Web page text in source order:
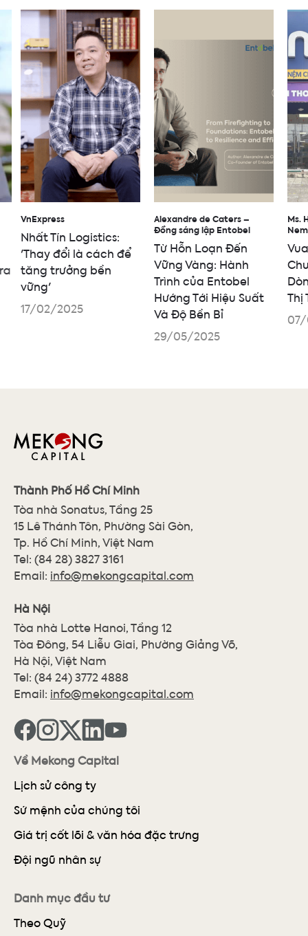
VnExpress
Nhất Tín Logistics:
'Thay đổi là cách để
tăng trưởng bền
vững'
17/02/2025
Alexandre de Caters –
Đồng sáng lập Entobel
Từ Hỗn Loạn Đến
Vững Vàng: Hành
Trình của Entobel
Hướng Tới Hiệu Suất
Và Độ Bền Bỉ
29/05/2025
Ms.
Nem
Thị
Thành Phố Hồ Chí Minh
Tòa nhà Sonatus, Tầng 25
15 Lê Thánh Tôn, Phường Sài Gòn,
Tp. Hồ Chí Minh, Việt Nam
Tel: (84 28) 3827 3161
Email: info@mekongcapital.com
Hà Nội
Tòa nhà Lotte Hanoi, Tầng 12
Tòa Đông, 54 Liễu Giai, Phường Giảng Võ,
Hà Nội, Việt Nam
Tel: (84 24) 3772 4888
Email: info@mekongcapital.com
Về Mekong Capital
Lịch sử công ty
Sứ mệnh của chúng tôi
Giá trị cốt lõi & văn hóa đặc trưng
Đội ngũ nhân sự
Danh mục đầu tư
Theo Quỹ